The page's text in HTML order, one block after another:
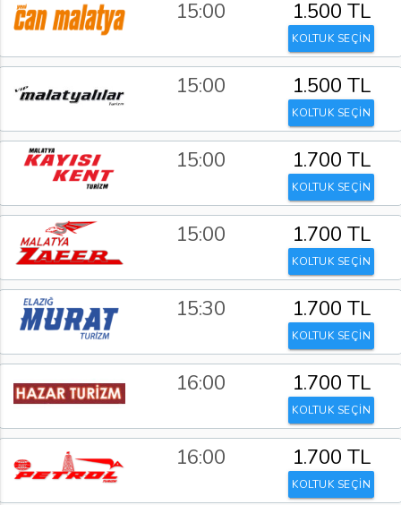
15:00 1.500 TL
KOLTUK SEÇİN
15:00 1.500 TL
KOLTUK SEÇİN
15:00 1.700 TL
KOLTUK SEÇİN
15:00 1.700 TL
KOLTUK SEÇİN
15:30 1.700 TL
KOLTUK SEÇİN
16:00 1.700 TL
KOLTUK SEÇİN
16:00 1.700 TL
KOLTUK SEÇİN